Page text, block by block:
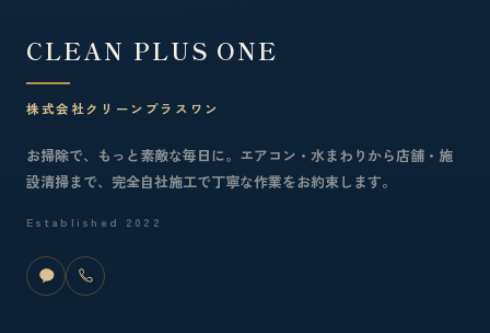
CLEAN PLUS ONE
株式会社クリーンプラスワン
お掃除で、もっと素敵な毎日に。エアコン・水まわりから店舗・施
設清掃まで、完全自社施工で丁寧な作業をお約束します。
Established 2022